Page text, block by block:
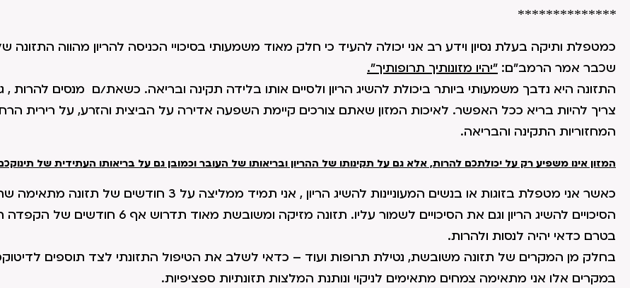
**************
כמטפלת ותיקה בעלת נסיון וידע רב אני יכולה להעיד כי חלק מאוד משמעותי בסיכויי הכניסה להריון מהווה התזונה
שכבר אמר הרמב"ם: "יהיו מזונותיך תרופותיך".
התזונה היא נדבך משמעותי ביותר ביכולת להשיג הריון ולסיים אותו בלידה תקינה ובריאה. כשאת/ם מנסים להרות ,
צריך להיות בריא ככל האפשר. לאיכות המזון שאתם צורכים קיימת השפעה אדירה על הביצית והזרע, על רירית
המחזוריות התקינה והבריאה.
המזון אינו משפיע רק על יכולתכם להרות, אלא גם על תקינותו של ההריון ובריאותו של העובר וכמובן גם על בריאותו העתידית של
כאשר אני מטפלת בזוגות או בנשים המעוניינות להשיג הריון , אני תמיד ממליצה על 3
הסיכויים להשיג הריון וגם את הסיכויים לשמור עליו. תזונה מזיקה ומשובשת מאוד
בטרם כדאי יהיה לנסות ולהרות.
בחלק מן המקרים של תזונה משובשת, נטילת תרופות ועוד – כדאי לשלב את הטיפול התזונתי לצד תוספים לדיטוקס
במקרים אלו אני מתאימה צמחים מתאימים לניקוי ונותנת המלצות תזונתיות ספציפיות.